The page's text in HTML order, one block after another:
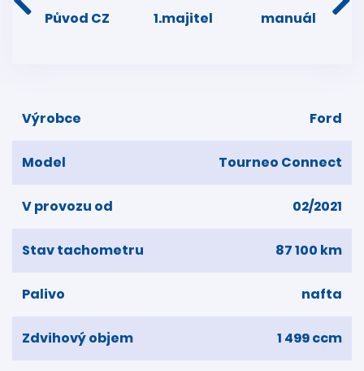
Původ CZ 1.majitel manuál
Výrobce Ford
Model Tourneo Connect
V provozu od 02/2021
Stav tachometru 87 100 km
Palivo nafta
Zdvihový objem 1 499 ccm